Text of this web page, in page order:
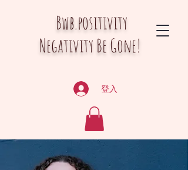
Bwb.positivity
Negativity Be Gone!
登入